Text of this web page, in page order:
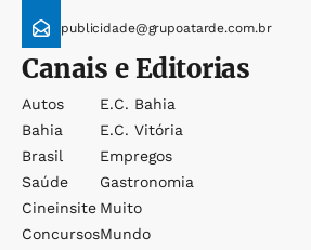
publicidade@grupoatarde.com.br
Canais e Editorias
Autos
Bahia
Brasil
Saúde
Cineinsite
Concursos
E.c. Bahia
E.c. Vitória
Empregos
Gastronomia
Muito
Mundo